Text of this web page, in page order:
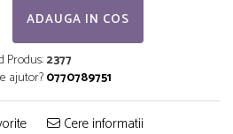
ADAUGA IN COS
Produs:2377
ajutor?0770789751
Cere informatii